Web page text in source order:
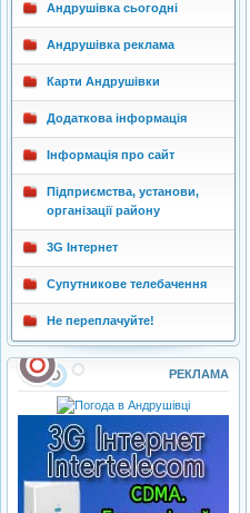
Андрушівка сьогодні
Андрушівка реклама
Карти Андрушівки
Додаткова інформація
Інформація про сайт
Підприємства, установи,
організації району
3G Інтернет
Супутникове телебачення
Не переплачуйте!
РЕКЛАМА